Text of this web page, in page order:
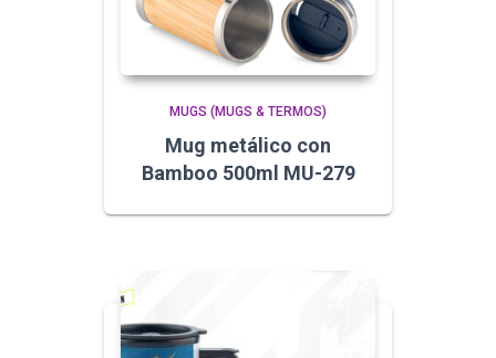
MUGS (MUGS & TERMOS)
Mug metálico con
Bamboo 500ml MU-279